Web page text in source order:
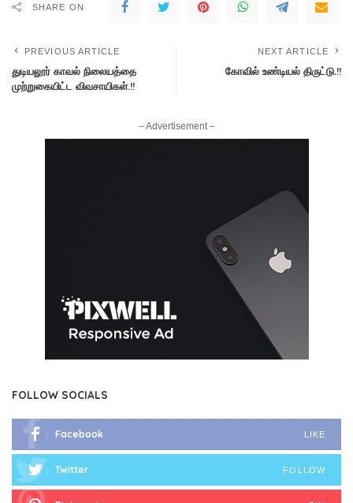
SHARE ON
PREVIOUS ARTICLE
துடியலூர் காவல் நிலையத்தை
முற்றுகையிட்ட விவசாயிகள்.!!
NEXT ARTICLE
கோவில் உண்டியல் திருட்டு.!!
– Advertisement –
FOLLOW SOCIALS
Facebook LIKE
Twitter FOLLOW